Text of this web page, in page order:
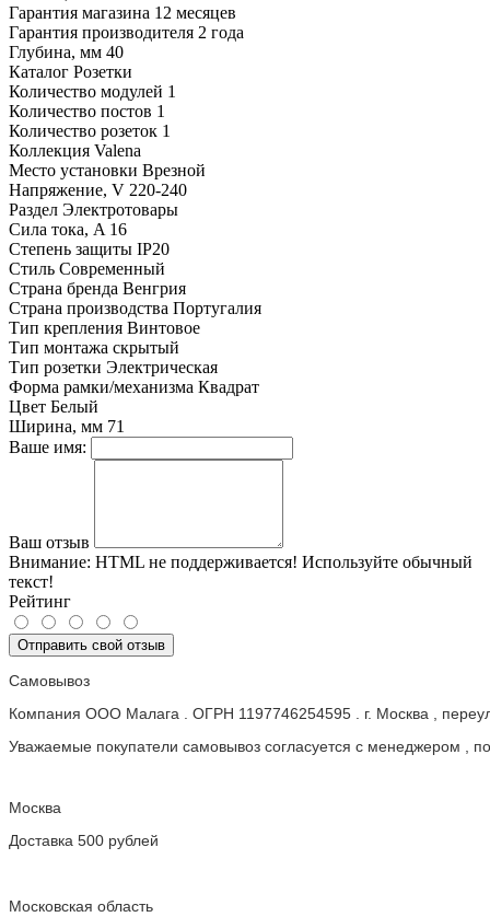
Гарантия магазина 12 месяцев
Гарантия производителя 2 года
Глубина, мм 40
Каталог Розетки
Количество модулей 1
Количество постов 1
Количество розеток 1
Коллекция Valena
Место установки Врезной
Напряжение, V 220-240
Раздел Электротовары
Сила тока, A 16
Степень защиты IP20
Стиль Современный
Страна бренда Венгрия
Страна производства Португалия
Тип крепления Винтовое
Тип монтажа скрытый
Тип розетки Электрическая
Форма рамки/механизма Квадрат
Цвет Белый
Ширина, мм 71
Ваше имя:
Ваш отзыв
Внимание: HTML не поддерживается! Используйте обычный
текст!
Рейтинг
Отправить свой отзыв
Самовывоз
Компания ООО Малага . ОГРН 1197746254595 . г. Москва ,
Уважаемые покупатели самовывоз согласуется с менеджером ,
Москва
Доставка 500 рублей
Московская область